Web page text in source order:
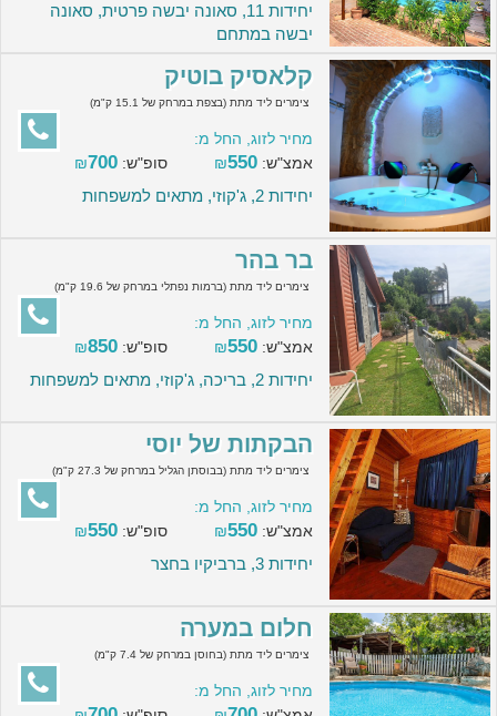
יחידות 11, סאונה יבשה פרטית, סאונה
יבשה במתחם
קלאסיק בוטיק
צימרים ליד מתת (בצפת במרחק של 15.1 ק"מ)
מחיר לזוג, החל מ:
אמצ"ש:
₪550 סופ"ש: ₪700
יחידות 2, ג'קוזי, מתאים למשפחות
בר בהר
צימרים ליד מתת (ברמות נפתלי במרחק של 19.6 ק"מ)
מחיר לזוג, החל מ:
אמצ"ש:
₪550 סופ"ש: ₪850
יחידות 2, בריכה, ג'קוזי, מתאים למשפחות
הבקתות של יוסי
צימרים ליד מתת (בבוסתן הגליל במרחק של 27.3 ק"מ)
מחיר לזוג, החל מ:
אמצ"ש:
₪550 סופ"ש: ₪550
יחידות 3, ברביקיו בחצר
חלום במערה
צימרים ליד מתת (בחוסן במרחק של 7.4 ק"מ)
מחיר לזוג, החל מ: